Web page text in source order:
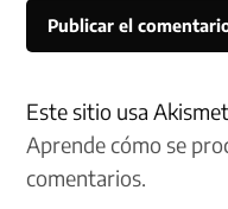
Este sitio usa
Aprende cómo se
comentarios.